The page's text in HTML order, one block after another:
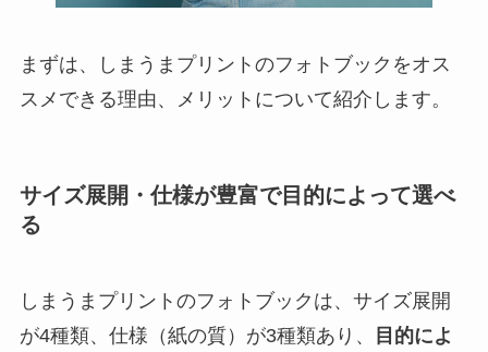
まずは、しまうまプリントのフォトブックをオス
スメできる理由、メリットについて紹介します。
サイズ展開・仕様が豊富で目的によって選べ
る
しまうまプリントのフォトブックは、サイズ展開
が4種類、仕様（紙の質）が3種類あり、
目的によ